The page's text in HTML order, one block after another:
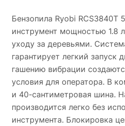
Бензопила Ryobi RCS3840T
инструмент мощностью 1.8
уходу за деревьями.
гарантирует легкий запуск
гашению вибрации
условия для оператора. В
и 40-сантиметровая шина.
производится легко без
инструмента. Блокировка